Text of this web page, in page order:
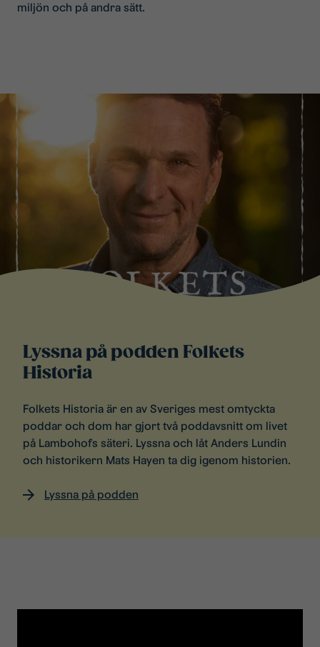
miljön och på andra sätt.
Lyssna på podden Folkets
Historia
Folkets Historia är en av Sveriges mest omtyckta
poddar och dom har gjort två poddavsnitt om livet
på Lambohofs säteri. Lyssna och låt Anders Lundin
och historikern Mats Hayen ta dig igenom historien.
Lyssna på podden